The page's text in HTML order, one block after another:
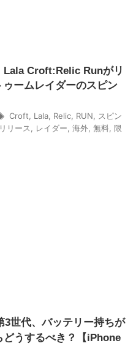
Lala Croft:Relic Runがリ
ゥームレイダーのスピン
Croft Lala Relic RUN
スピン
リリース レイダー 海外 無料 限
3世代、バッテリー持ちが
どうするべき？【iPhone